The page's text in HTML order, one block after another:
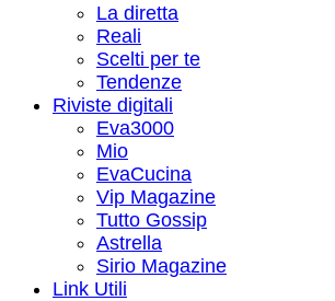
La diretta
Reali
Scelti per te
Tendenze
Riviste digitali
Eva3000
Mio
EvaCucina
Vip Magazine
Tutto Gossip
Astrella
Sirio Magazine
Link Utili